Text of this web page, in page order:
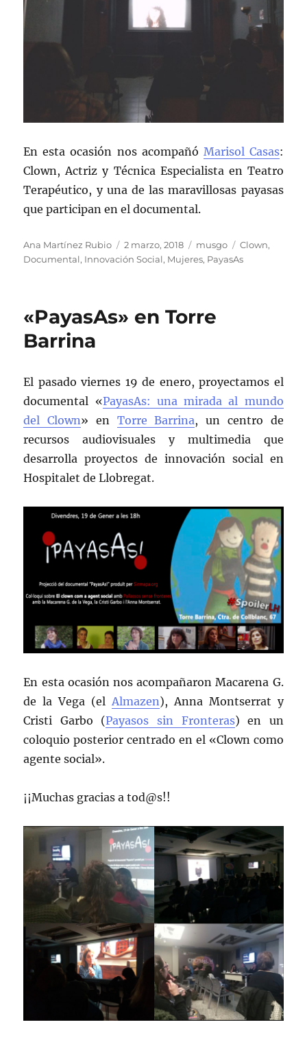
En esta ocasión nos acompañó Marisol Casas:
Clown, Actriz y Técnica Especialista en Teatro
Terapéutico, y una de las maravillosas payasas
que participan en el documental.
Autor
Ana Martínez Rubio
Publicado
el
2 marzo, 2018 Categorías
musgo Etiquetas
Clown,
Documental, Innovación Social, Mujeres, PayasAs
«PayasAs» en Torre
Barrina
El pasado viernes 19 de enero, proyectamos el
documental «PayasAs: una mirada al mundo
del Clown» en Torre Barrina, un centro de
recursos audiovisuales y multimedia que
desarrolla proyectos de innovación social en
Hospitalet de Llobregat.
En esta ocasión nos acompañaron Macarena G.
de la Vega (el Almazen), Anna Montserrat y
Cristi Garbo (Payasos sin Fronteras) en un
coloquio posterior centrado en el «Clown como
agente social».
¡¡Muchas gracias a tod@s!!